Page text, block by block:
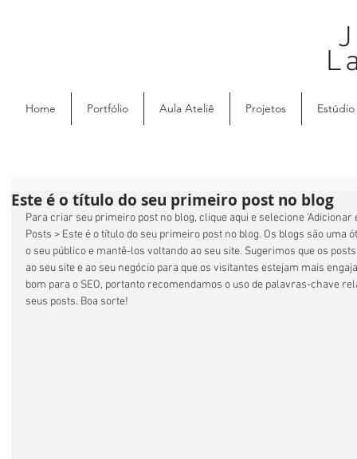
Home Portfólio Aula Ateliê Projetos
Este é o título do seu primeiro post no blog
Para criar seu primeiro post no blog, clique aqui e selecione 'Adicionar
Posts > Este é o título do seu primeiro post no blog. Os blogs são
o seu público e mantê-los voltando ao seu site. Sugerimos que os
ao seu site e ao seu negócio para que os visitantes estejam mais
bom para o SEO, portanto recomendamos o uso de palavras-chave
seus posts. Boa sorte!